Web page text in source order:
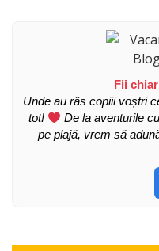
Fii
Unde au râs copiii voștri
tot!
De la aventurile
pe plajă, vrem să